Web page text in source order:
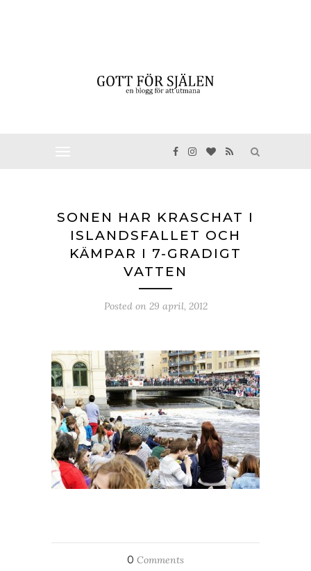
SONEN HAR KRASCHAT I
ISLANDSFALLET OCH
KÄMPAR I 7-GRADIGT
VATTEN
Posted on 29 april, 2012
0 Comments